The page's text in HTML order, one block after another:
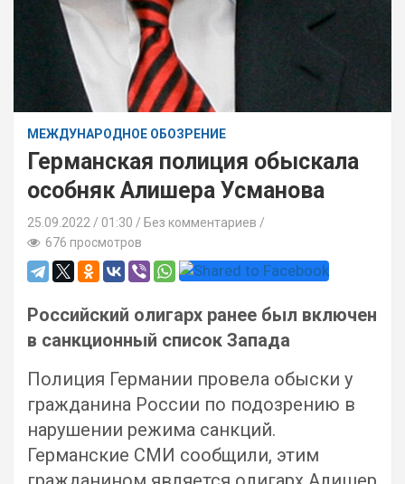
МЕЖДУНАРОДНОЕ ОБОЗРЕНИЕ
Германская полиция обыскала
особняк Алишера Усманова
25.09.2022 01:30 / Без комментариев
676 просмотров
Российский олигарх ранее был включен
в санкционный список Запада
Полиция Германии провела обыски у
гражданина России по подозрению в
нарушении режима санкций.
Германские СМИ сообщили, этим